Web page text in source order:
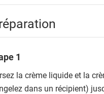
1
la crème liquide et la
dans un récipient)